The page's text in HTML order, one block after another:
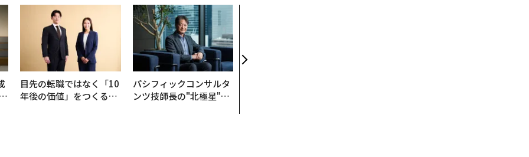
目先の転職ではなく「10
年後の価値」をつくる─
パシフィックコンサルタ
ンツ技師長の"北極星"。
判断軸